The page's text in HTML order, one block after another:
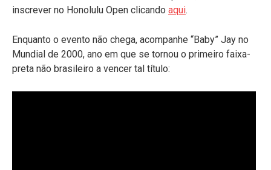
inscrever no Honolulu Open clicando aqui.
Enquanto o evento não chega, acompanhe “Baby” Jay no
Mundial de 2000, ano em que se tornou o primeiro faixa-
preta não brasileiro a vencer tal título: